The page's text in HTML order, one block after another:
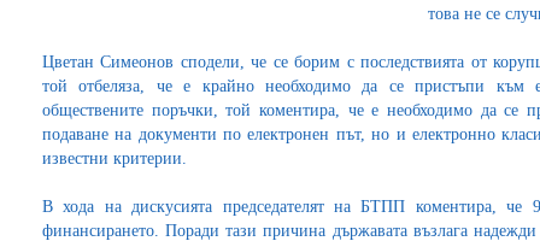
това не се
Цветан Симеонов сподели, че се борим с последствията от
той отбеляза, че е крайно необходимо да се пристъпи към
обществените поръчки, той коментира, че е необходимо да се
подаване на документи по електронен път, но и електронно
известни критерии.
В хода на дискусията председателят на БТПП коментира,
финансирането. Поради тази причина държавата възлага